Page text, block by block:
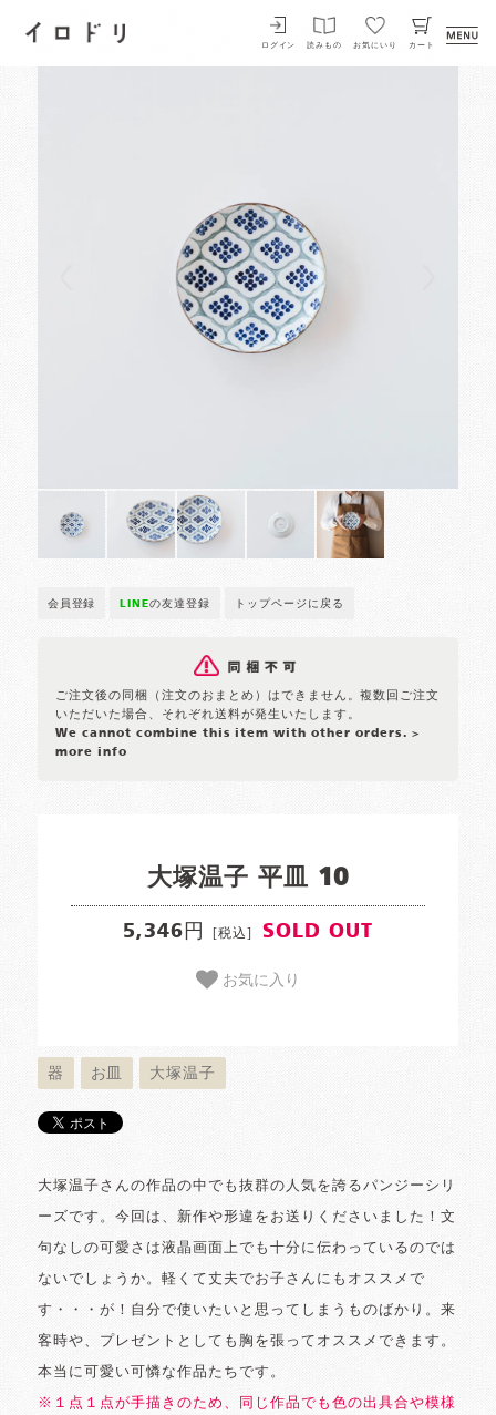
イロドリ
ログイン 読みもの お気にいり カート
会員登録 LINEの友達登録 トップページに戻る
ご注文後の同梱（注文のおまとめ）はできません。複数回ご注文
いただいた場合、それぞれ送料が発生いたします。
We cannot combine this item with other orders. >
more info
大塚温子 平皿 10
5,346円 [税込] SOLD OUT
お気に入り
器 お皿 大塚温子
大塚温子さんの作品の中でも抜群の人気を誇るパンジーシリ
ーズです。今回は、新作や形違をお送りくださいました！文
句なしの可愛さは液晶画面上でも十分に伝わっているのでは
ないでしょうか。軽くて丈夫でお子さんにもオススメで
す・・・が！自分で使いたいと思ってしまうものばかり。来
客時や、プレゼントとしても胸を張ってオススメできます。
本当に可愛い可憐な作品たちです。
※１点１点が手描きのため、同じ作品でも色の出具合や模様